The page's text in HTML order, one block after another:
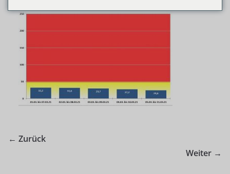
← Zurück
Weiter →